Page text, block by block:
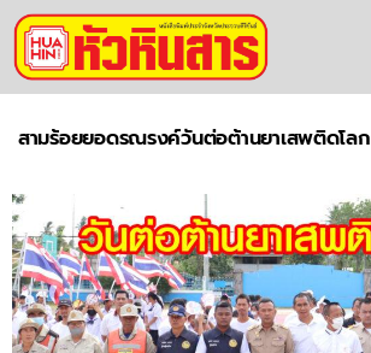
สามร้อยยอดรณรงค์วันต่อต้านยาเสพติดโลก